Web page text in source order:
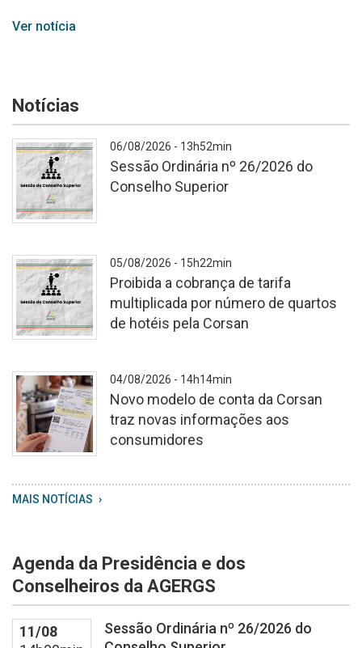
Ver notícia
Notícias
A
06/08/2026 - 13h52min
Sessão Ordinária nº 26/2026 do
Conselho Superior
Cópia
de
Consultas
e
Audiência
05/08/2026 - 15h22min
Proibida a cobrança de tarifa
multiplicada por número de quartos
de hotéis pela Corsan
WhatsApp
Image
04
at
13
59
20
04/08/2026 - 14h14min
Novo modelo de conta da Corsan
traz novas informações aos
consumidores
MAIS NOTÍCIAS
Agenda da Presidência e dos
Conselheiros da AGERGS
11/08
Sessão Ordinária nº 26/2026 do